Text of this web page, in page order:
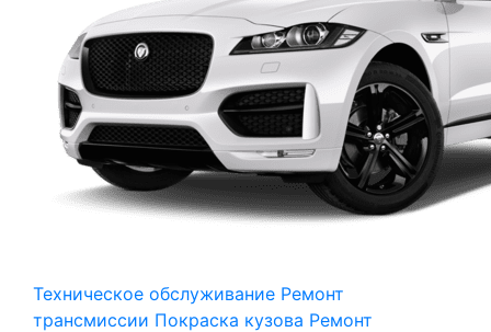
Техническое обслуживание Ремонт
трансмиссии Покраска кузова Ремонт